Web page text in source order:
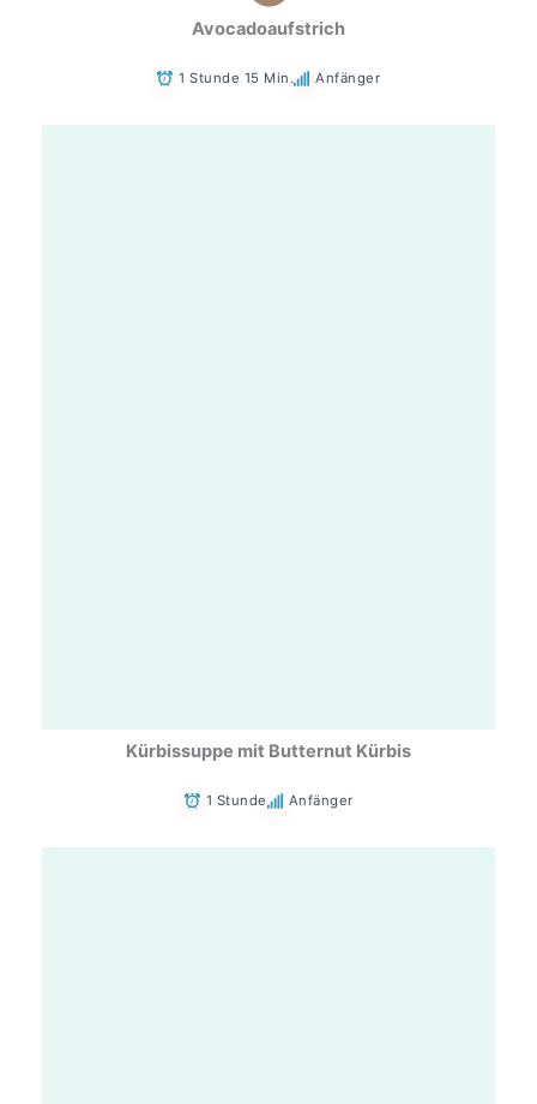
Avocadoaufstrich
1 Stunde 15 Min. Anfänger
Kürbissuppe mit Butternut Kürbis
1 Stunde Anfänger